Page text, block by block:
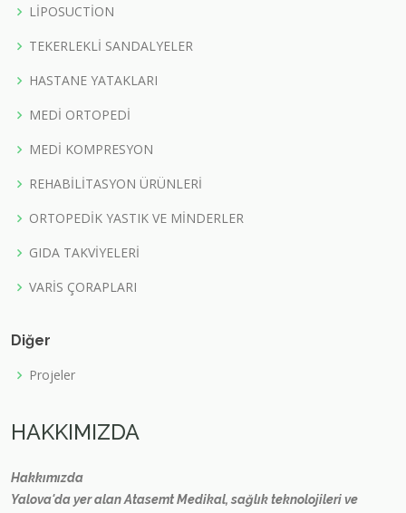
LİPOSUCTİON
TEKERLEKLİ SANDALYELER
HASTANE YATAKLARI
MEDİ ORTOPEDİ
MEDİ KOMPRESYON
REHABİLİTASYON ÜRÜNLERİ
ORTOPEDİK YASTIK VE MİNDERLER
GIDA TAKVİYELERİ
VARİS ÇORAPLARI
Diğer
Projeler
HAKKIMIZDA
Hakkımızda
Yalova'da yer alan Atasemt Medikal, sağlık teknolojileri ve